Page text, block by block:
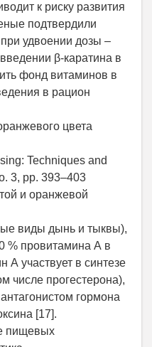
к риску развития
подтвердили
удвоении дозы –
β-каратина в
фонд витаминов в
в рацион
цвета
Techniques and
3, pp. 393–403
и оранжевой
виды дынь и тыквы),
% провитамина А в
А участвует в синтезе
числе прогестерона),
гормона
[17].
пищевых